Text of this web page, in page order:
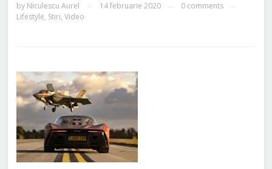
by Niculescu Aurel 14 februarie 2020 0 comments
Lifestyle, Stiri, Video